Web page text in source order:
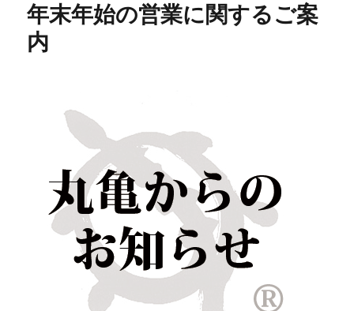
年末年始の営業に関するご案
内